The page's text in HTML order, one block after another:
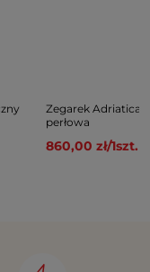
Zegarek Adriatica
perłowa
860,00 zł/1szt.